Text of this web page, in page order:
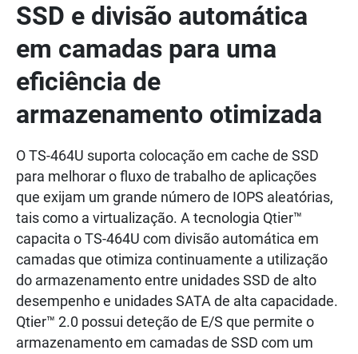
SSD e divisão automática
em camadas para uma
eficiência de
armazenamento otimizada
O TS-464U suporta colocação em cache de SSD
para melhorar o fluxo de trabalho de aplicações
que exijam um grande número de IOPS aleatórias,
tais como a virtualização. A tecnologia Qtier™
capacita o TS-464U com divisão automática em
camadas que otimiza continuamente a utilização
do armazenamento entre unidades SSD de alto
desempenho e unidades SATA de alta capacidade.
Qtier™ 2.0 possui deteção de E/S que permite o
armazenamento em camadas de SSD com um